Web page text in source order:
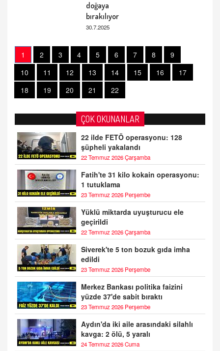
doğaya
bırakılıyor
30.7.2025
1 2 3 4 5 6 7 8
9
10
11 12 13 14 15 16
17
18
19 20 21 22
ÇOK OKUNANLAR
22 ilde FETÖ operasyonu: 128
şüpheli yakalandı
22 Temmuz 2026 Çarşamba
Fatih'te 31 kilo kokain operasyonu:
1 tutuklama
23 Temmuz 2026 Perşembe
Yüklü miktarda uyuşturucu ele
geçirildi
22 Temmuz 2026 Çarşamba
Siverek'te 5 ton bozuk gıda imha
edildi
23 Temmuz 2026 Perşembe
Merkez Bankası politika faizini
yüzde 37'de sabit bıraktı
23 Temmuz 2026 Perşembe
Aydın'da iki aile arasındaki silahlı
kavga: 2 ölü, 5 yaralı
24 Temmuz 2026 Cuma